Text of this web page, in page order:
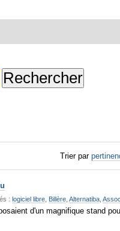
Trier par
:logiciel libre Billère ,Alternatiba ,
d'un magnifique stand